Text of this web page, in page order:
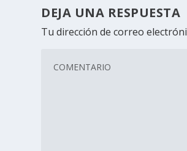
DEJA UNA RESPUESTA
Tu dirección de correo